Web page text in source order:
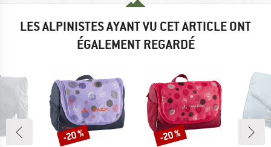
LES ALPINISTES AYANT VU CET ARTICLE ONT
ÉGALEMENT REGARDÉ
Remise
-20 % Remise
-20 %